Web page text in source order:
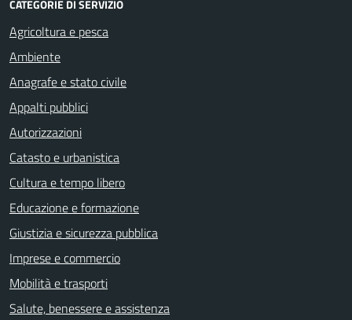
CATEGORIE DI SERVIZIO
Agricoltura e pesca
Ambiente
Anagrafe e stato civile
Appalti pubblici
Autorizzazioni
Catasto e urbanistica
Cultura e tempo libero
Educazione e formazione
Giustizia e sicurezza pubblica
Imprese e commercio
Mobilità e trasporti
Salute, benessere e assistenza